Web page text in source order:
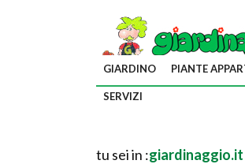
GIARDINO PIANTE
SERVIZI
tu sei in :giardinaggio.it